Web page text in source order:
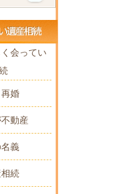
会ってい
婚
動産
義
続